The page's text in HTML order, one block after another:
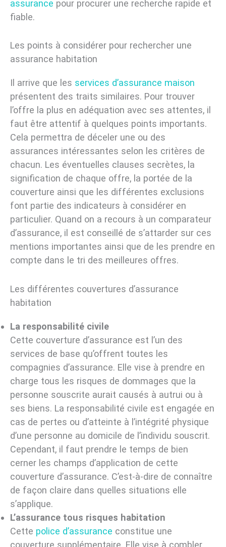
assurance pour procurer une recherche rapide et
fiable.
Les points à considérer pour rechercher une
assurance habitation
Il arrive que les services d’assurance maison
présentent des traits similaires. Pour trouver
l’offre la plus en adéquation avec ses attentes, il
faut être attentif à quelques points importants.
Cela permettra de déceler une ou des
assurances intéressantes selon les critères de
chacun. Les éventuelles clauses secrètes, la
signification de chaque offre, la portée de la
couverture ainsi que les différentes exclusions
font partie des indicateurs à considérer en
particulier. Quand on a recours à un comparateur
d’assurance, il est conseillé de s’attarder sur ces
mentions importantes ainsi que de les prendre en
compte dans le tri des meilleures offres.
Les différentes couvertures d’assurance
habitation
La responsabilité civile
Cette couverture d’assurance est l’un des
services de base qu’offrent toutes les
compagnies d’assurance. Elle vise à prendre en
charge tous les risques de dommages que la
personne souscrite aurait causés à autrui ou à
ses biens. La responsabilité civile est engagée en
cas de pertes ou d’atteinte à l’intégrité physique
d’une personne au domicile de l’individu souscrit.
Cependant, il faut prendre le temps de bien
cerner les champs d’application de cette
couverture d’assurance. C’est-à-dire de connaître
de façon claire dans quelles situations elle
s’applique.
L’assurance tous risques habitation
Cette police d’assurance constitue une
couverture supplémentaire. Elle vise à combler